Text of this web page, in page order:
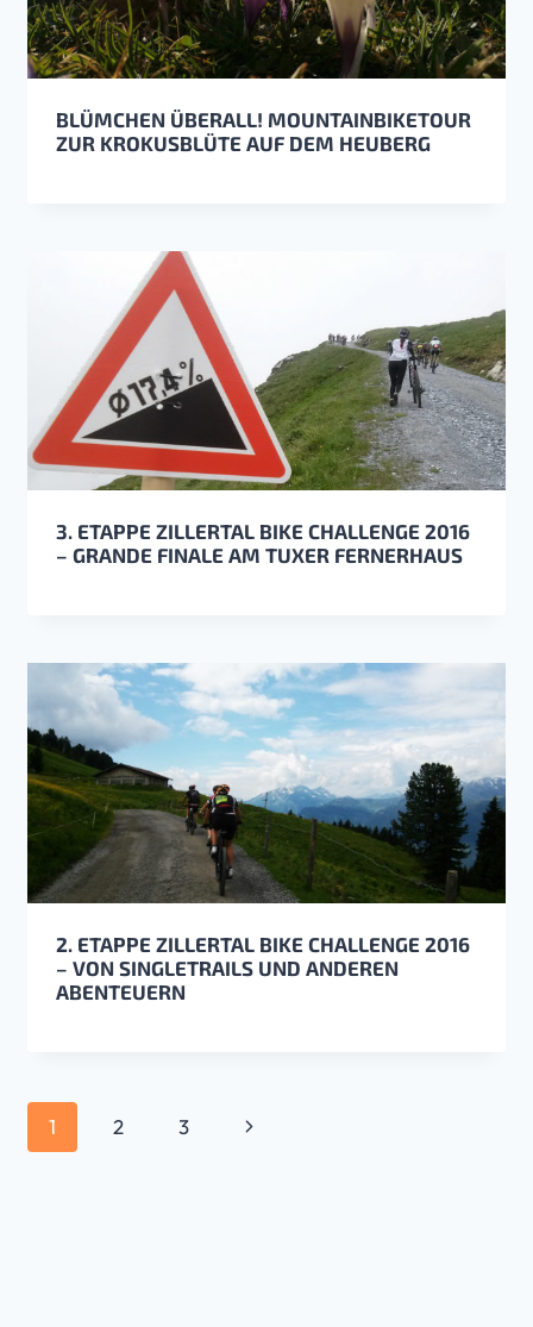
BLÜMCHEN ÜBERALL! MOUNTAINBIKETOUR
ZUR KROKUSBLÜTE AUF DEM HEUBERG
3. ETAPPE ZILLERTAL BIKE CHALLENGE 2016
– GRANDE FINALE AM TUXER FERNERHAUS
2. ETAPPE ZILLERTAL BIKE CHALLENGE 2016
– VON SINGLETRAILS UND ANDEREN
ABENTEUERN
SEITENNAVIGATION
1 2 3
Nächste